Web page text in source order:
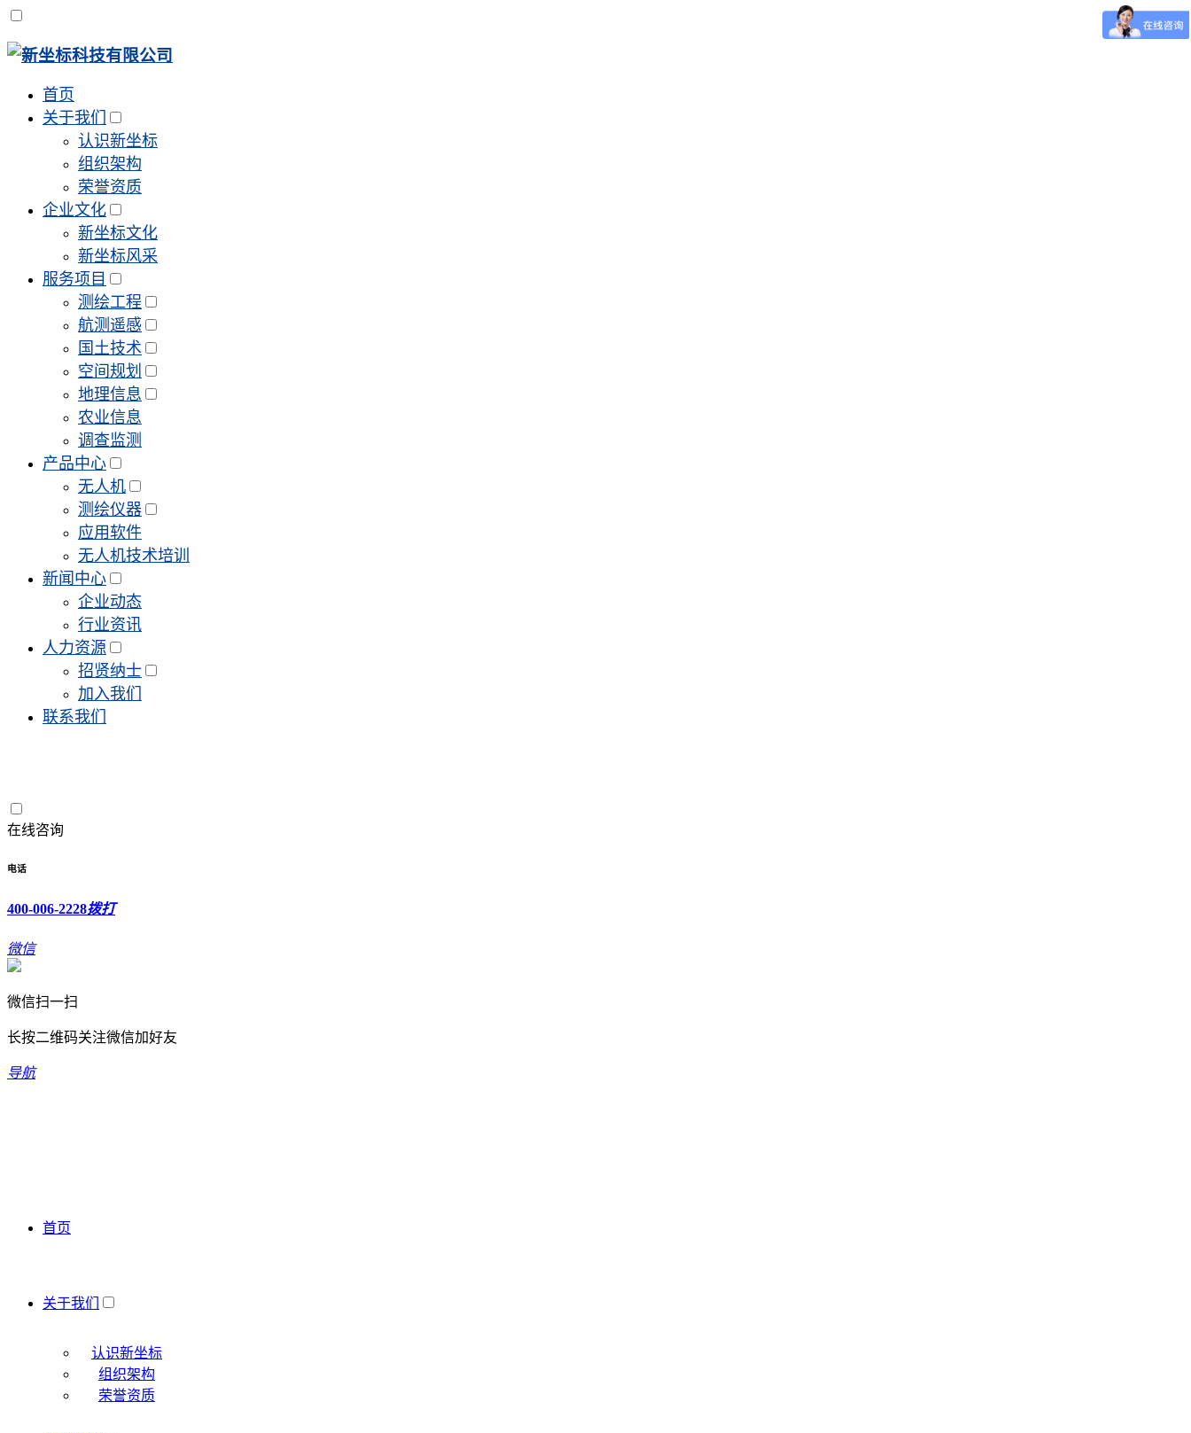
首页
关于我们
认识新坐标
组织架构
荣誉资质
企业文化
新坐标文化
新坐标风采
服务项目
测绘工程
航测遥感
国土技术
空间规划
地理信息
农业信息
调查监测
产品中心
无人机
测绘仪器
应用软件
无人机技术培训
新闻中心
企业动态
行业资讯
人力资源
招贤纳士
加入我们
联系我们
在线咨询
电话
400-006-2228拨打
微信
微信扫一扫
长按二维码关注微信加好友
导航
首页
关于我们
认识新坐标
组织架构
荣誉资质